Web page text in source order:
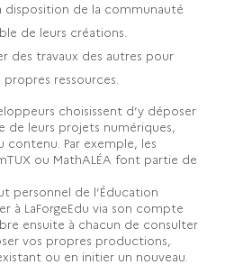
disposition de la communauté
de leurs créations.
des travaux des autres pour
ressources.
choisissent d’y déposer
de leurs projets numériques,
contenu. Par exemple, les
ou MathALÉA font partie de
personnel de l’Éducation
à LaForgeEdu via son compte
ensuite à chacun de consulter
vos propres productions,
ou en initier un nouveau.